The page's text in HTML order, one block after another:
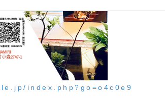
index.php?go=o4c0e9